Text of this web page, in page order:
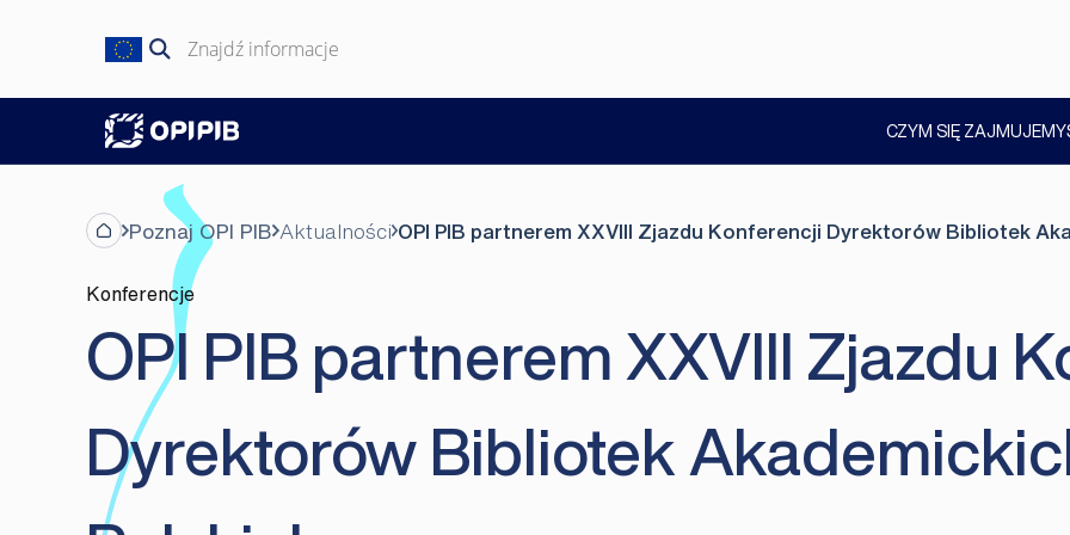
Szukaj:
POKAŻ
PODMENU
CZYM SIĘ ZAJMUJEMY
Poznaj OPI PIB Aktualności OPI PIB partnerem XXVIII Zjazdu Konferencji Dyrektorów Bibliotek
OPI PIB partnerem XXVIII Zjazdu
Dyrektorów Bibliotek
Konferencje